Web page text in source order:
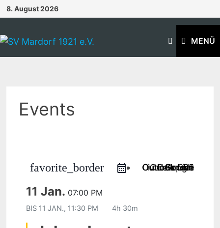
Zum
Inhalt
springen
8. August 2026
MENÜ
Events
favorite_border iCal Export
Google Calendar
Outlook 365
Outlook Live
11 Jan. 07:00 PM
BIS 11 JAN., 11:30 PM 4h 30m